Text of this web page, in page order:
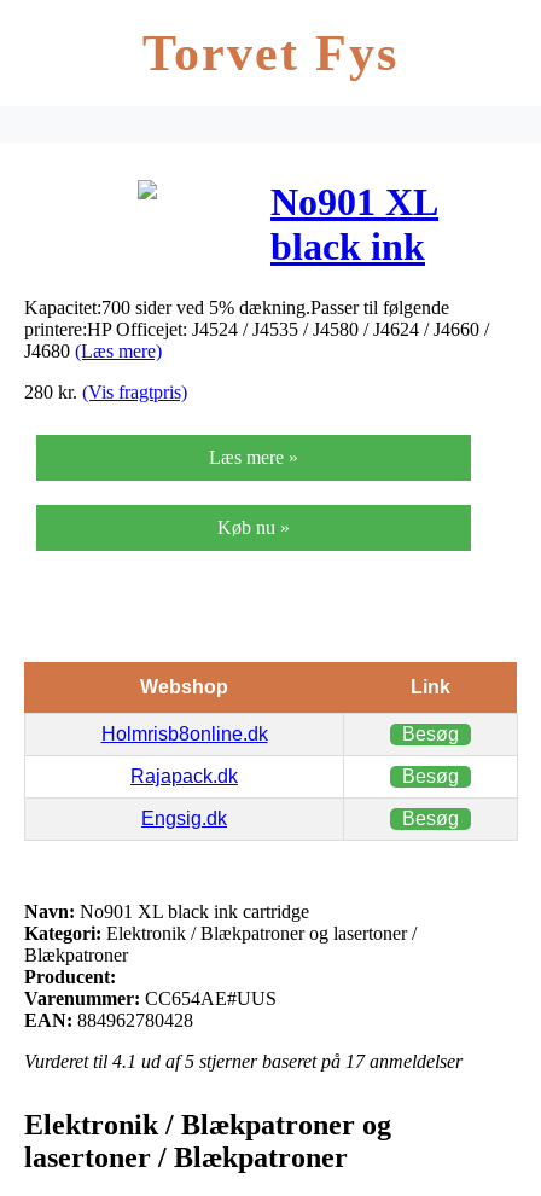
Torvet Fys
No901 XL
black ink
cartridge
Kapacitet:700 sider ved 5% dækning.Passer til følgende
printere:HP Officejet: J4524 / J4535 / J4580 / J4624 / J4660 /
J4680 (Læs mere)
280 kr. (Vis fragtpris)
Læs mere »
Køb nu »
Webshop Link
Holmrisb8online.dk Besøg
Rajapack.dk Besøg
Engsig.dk Besøg
Navn: No901 XL black ink cartridge
Kategori: Elektronik / Blækpatroner og lasertoner /
Blækpatroner
Producent:
Varenummer: CC654AE#UUS
EAN: 884962780428
Vurderet til 4.1 ud af 5 stjerner baseret på 17anmeldelser
Elektronik / Blækpatroner og
lasertoner / Blækpatroner